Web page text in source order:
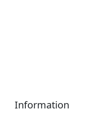
Information